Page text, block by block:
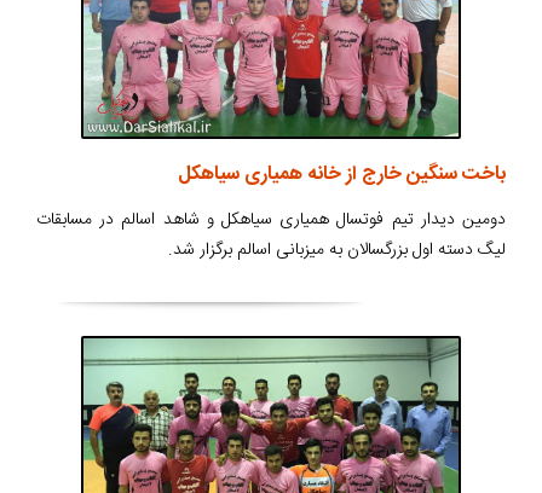
باخت سنگین خارج از خانه همیاری سیاهکل
دومین دیدار تیم فوتسال همیاری سیاهکل و شاهد اسالم در مسابقات
لیگ دسته اول بزرگسالان به میزبانی اسالم برگزار شد.